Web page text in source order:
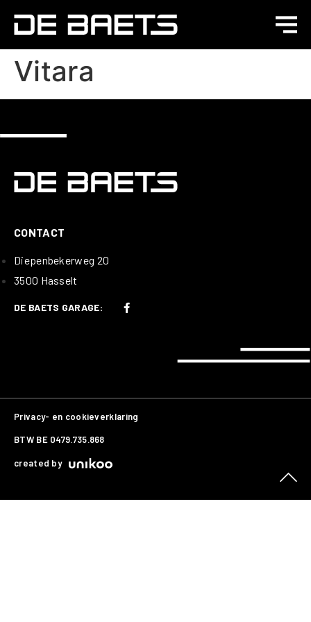
Vitara
CONTACT
Diepenbekerweg 20
3500 Hasselt
DE BAETS GARAGE:
Privacy- en cookieverklaring
BTW BE 0479.735.868
created by